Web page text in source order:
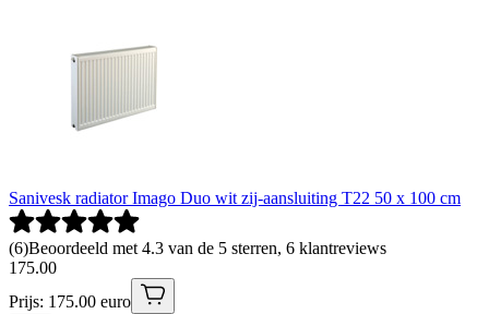
Sanivesk radiator Imago Duo wit zij-aansluiting T22 50 x 100 cm
(6)Beoordeeld met 4.3 van de 5 sterren, 6 klantreviews
175.00
Prijs: 175.00 euro